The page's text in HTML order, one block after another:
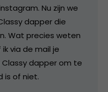
Nu zijn we
dapper die
Wat precies weten
via de mail je
dapper om te
is of niet.